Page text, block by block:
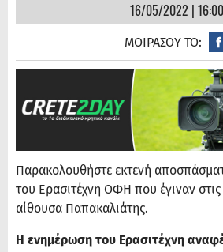
16/05/2022 | 16:00
ΜΟΙΡΑΣΟΥ ΤΟ:
Παρακολουθήστε εκτενή
του Ερασιτέχνη ΟΦΗ που έγιναν
αίθουσα Παπακαλιάτης.
Η ενημέρωση του Ερασιτέχνη